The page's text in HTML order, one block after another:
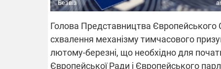
Безвіз
Голова Представництва Європейського
схвалення механізму тимчасового
лютому-березні, що необхідно для
Європейської Ради і Європейського